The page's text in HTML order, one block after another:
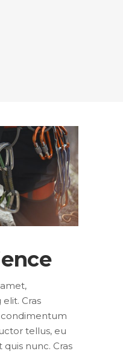
Cras
condimentum
tellus, eu
nunc. Cras